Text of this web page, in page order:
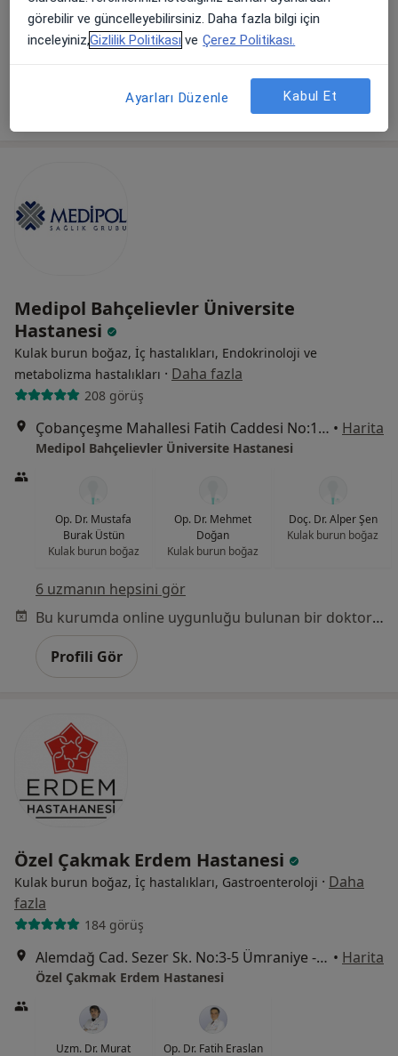
Kulak burun boğaz
Alan
Kulak burun boğaz
Medipol Bahçelievler Üniversite
Hastanesi
Kulak burun boğaz, İç hastalıkları, Endokrinoloji ve
metabolizma hastalıkları · Daha fazla
208 görüş
Çobançeşme Mahallesi Fatih Caddesi No:1/8, Bahçelievler • Harita
Medipol Bahçelievler Üniversite Hastanesi
Op. Dr. Mustafa
Burak Üstün
Kulak burun boğaz
Op. Dr. Mehmet
Doğan
Kulak burun boğaz
Doç. Dr. Alper Şen
Kulak burun boğaz
6 uzmanın hepsini gör
Bu kurumda online uygunluğu bulunan bir doktor veya uzman bulunamadı
Profili Gör
Özel Çakmak Erdem Hastanesi
Kulak burun boğaz, İç hastalıkları, Gastroenteroloji · Daha
fazla
184 görüş
Alemdağ Cad. Sezer Sk. No:3-5 Ümraniye - İstanbul, Ümraniye • Harita
Özel Çakmak Erdem Hastanesi
Uzm. Dr. Murat Op. Dr. Fatih Eraslan
görebilir ve güncelleyebilirsiniz. Daha fazla bilgi için
inceleyiniz,Gizlilik Politikası ve Çerez Politikası.
Ayarları Düzenle Kabul Et